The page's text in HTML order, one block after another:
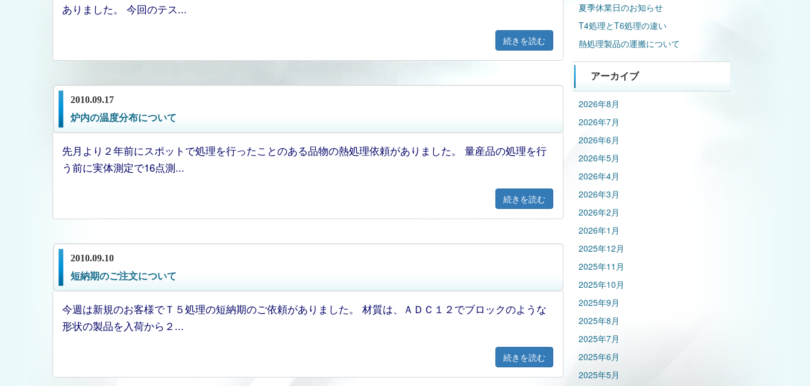
ありました。 今回のテス...
続きを読む
2010.09.17
炉内の温度分布について
先月より２年前にスポットで処理を行ったことのある品物の熱処理依頼がありました。 量産品の処理を行
う前に実体測定で16点測...
続きを読む
2010.09.10
短納期のご注文について
今週は新規のお客様でＴ５処理の短納期のご依頼がありました。 材質は、ＡＤＣ１２でブロックのような
形状の製品を入荷から２...
続きを読む
夏季休業日のお知らせ
T4処理とT6処理の違い
熱処理製品の運搬について
アーカイブ
2026年8月
2026年7月
2026年6月
2026年5月
2026年4月
2026年3月
2026年2月
2026年1月
2025年12月
2025年11月
2025年10月
2025年9月
2025年8月
2025年7月
2025年6月
2025年5月